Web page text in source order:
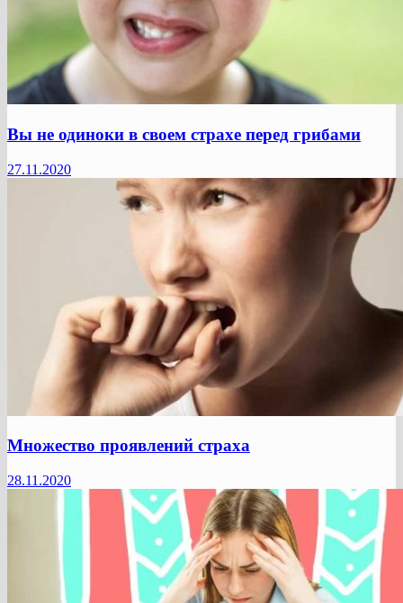
Вы не одиноки в своем страхе перед грибами
27.11.2020
Множество проявлений страха
28.11.2020